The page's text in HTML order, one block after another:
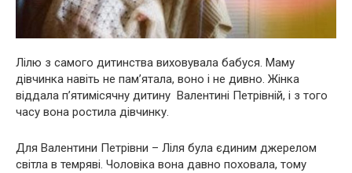
Лілю з самого дитинства виховувала бабуся. Маму
дівчинка навіть не пам’ятала, воно і не дивно. Жінка
віддала п’ятимісячну дитину Валентині Петрівній, і з того
часу вона ростила дівчинку.
Для Валентини Петрівни – Ліля була єдиним джерелом
світла в темряві. Чоловіка вона давно пoxoвала, тому